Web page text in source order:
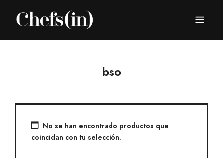
CHEFS(IN)
bso
No se han encontrado productos que
coincidan con tu selección.